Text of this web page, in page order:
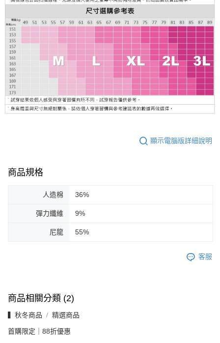
顯示電腦版詳細說明
商品規格
人造棉 36%
彈力纖維 9%
尼龍 55%
客服
商品相關分類 (2)
▍秋冬商品 精選商品
首購限定｜88折優惠